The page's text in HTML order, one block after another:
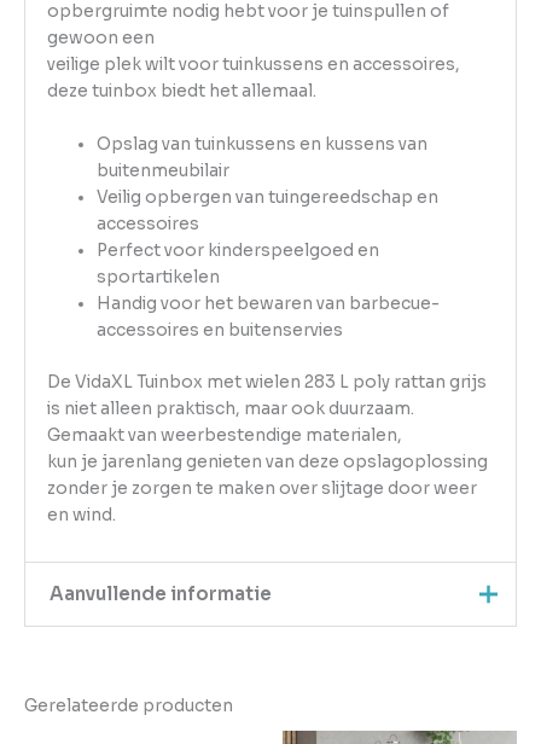
opbergruimte nodig hebt voor je tuinspullen of
gewoon een
veilige plek wilt voor tuinkussens en accessoires,
deze tuinbox biedt het allemaal.
Opslag van tuinkussens en kussens van
buitenmeubilair
Veilig opbergen van tuingereedschap en
accessoires
Perfect voor kinderspeelgoed en
sportartikelen
Handig voor het bewaren van barbecue-
accessoires en buitenservies
De VidaXL Tuinbox met wielen 283 L poly rattan grijs
is niet alleen praktisch, maar ook duurzaam.
Gemaakt van weerbestendige materialen,
kun je jarenlang genieten van deze opslagoplossing
zonder je zorgen te maken over slijtage door weer
en wind.
Aanvullende informatie
EAN
Gerelateerde producten